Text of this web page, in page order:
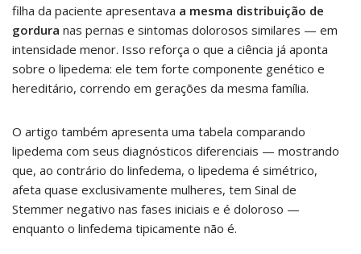
filha da paciente apresentava a mesma distribuição de
gordura nas pernas e sintomas dolorosos similares — em
intensidade menor. Isso reforça o que a ciência já aponta
sobre o lipedema: ele tem forte componente genético e
hereditário, correndo em gerações da mesma família.
O artigo também apresenta uma tabela comparando
lipedema com seus diagnósticos diferenciais — mostrando
que, ao contrário do linfedema, o lipedema é simétrico,
afeta quase exclusivamente mulheres, tem Sinal de
Stemmer negativo nas fases iniciais e é doloroso —
enquanto o linfedema tipicamente não é.